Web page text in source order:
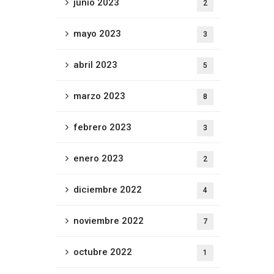
junio 2023 2
mayo 2023 3
abril 2023 5
marzo 2023 8
febrero 2023 3
enero 2023 2
diciembre 2022 4
noviembre 2022 7
octubre 2022 1